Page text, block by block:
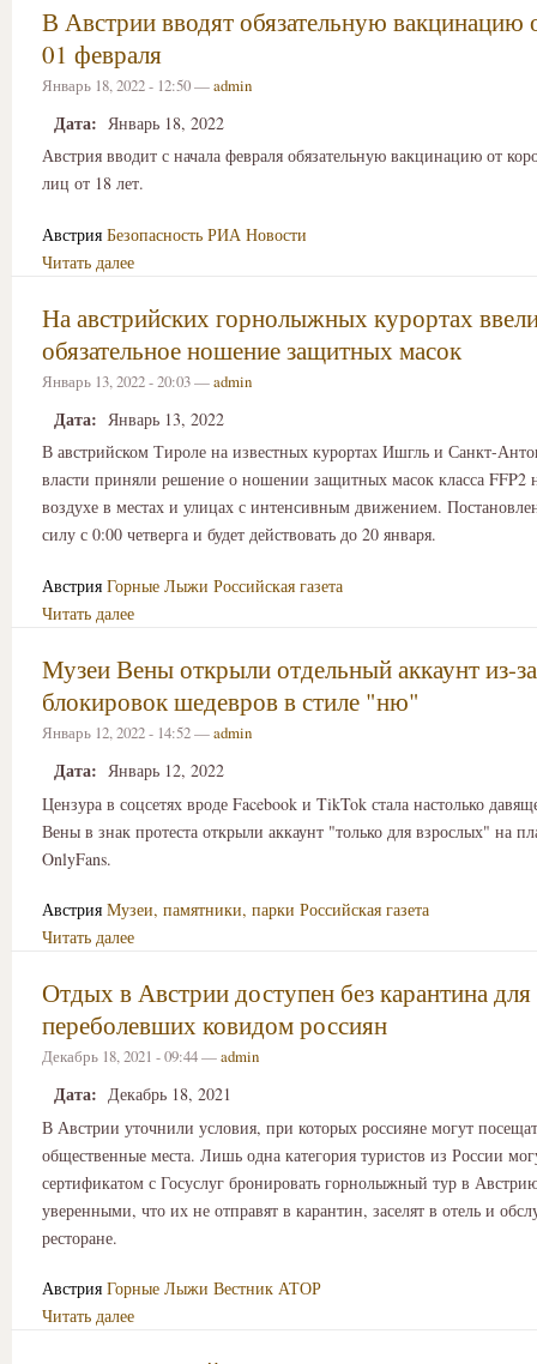
В Австрии вводят обязательную вакцинацию
01 февраля
Январь 18, 2022 - 12:50 —admin
Дата: Январь 18, 2022
Австрия вводит с начала февраля обязательную вакцинацию от
лиц от 18 лет.
Австрия Безопасность РИА Новости
Читать далее
На австрийских горнолыжных курортах
обязательное ношение защитных масок
Январь 13, 2022 - 20:03 —admin
Дата: Январь 13, 2022
В австрийском Тироле на известных курортах Ишгль и Санкт-
власти приняли решение о ношении защитных масок класса FFP2
воздухе в местах и улицах с интенсивным движением.
силу с 0:00 четверга и будет действовать до 20 января.
Австрия Горные Лыжи Российская газета
Читать далее
Музеи Вены открыли отдельный аккаунт из-за
блокировок шедевров в стиле "ню"
Январь 12, 2022 - 14:52 —admin
Дата: Январь 12, 2022
Цензура в соцсетях вроде Facebook и TikTok стала настолько
Вены в знак протеста открыли аккаунт "только для взрослых" на
OnlyFans.
Австрия Музеи, памятники, парки Российская газета
Читать далее
Отдых в Австрии доступен без карантина для
переболевших ковидом россиян
Декабрь 18, 2021 - 09:44 —admin
Дата: Декабрь 18, 2021
В Австрии уточнили условия, при которых россияне могут
общественные места. Лишь одна категория туристов из России
сертификатом с Госуслуг бронировать горнолыжный тур в
уверенными, что их не отправят в карантин, заселят в отель и
ресторане.
Австрия Горные Лыжи Вестник АТОР
Читать далее